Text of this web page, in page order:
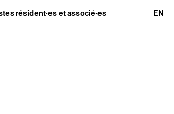
résident·es et associé·es
EN
résident·es et artistes